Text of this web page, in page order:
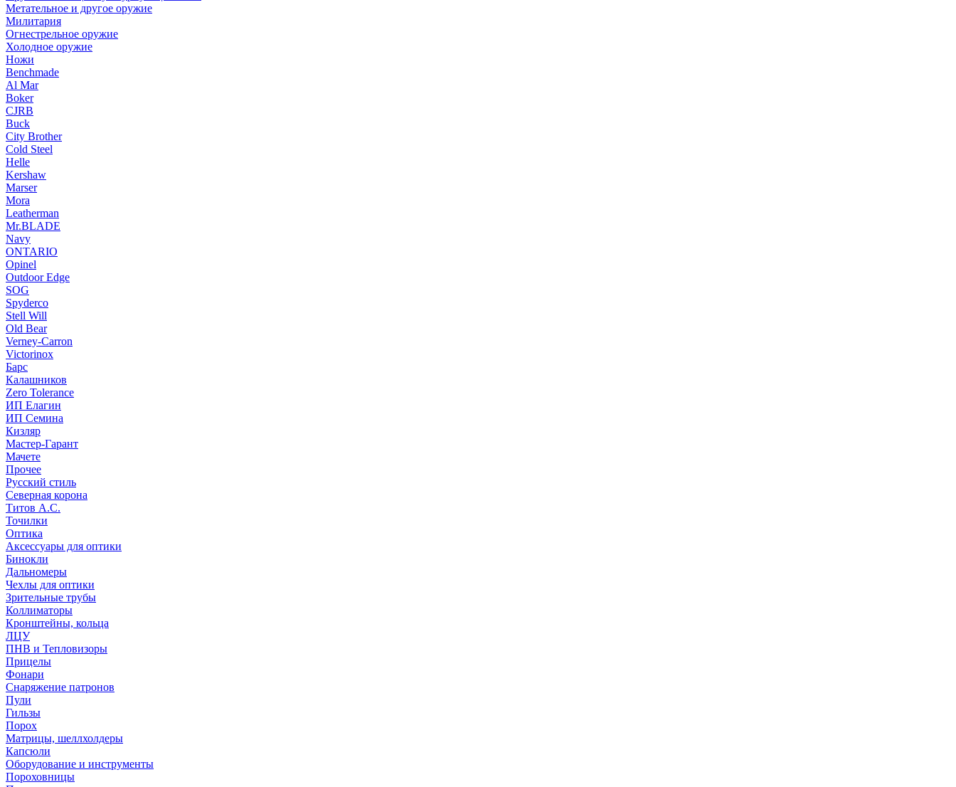
Метательное и другое оружие
Милитария
Огнестрельное оружие
Холодное оружие
Ножи
Benchmade
Al Mar
Boker
CJRB
Buck
City Brother
Cold Steel
Helle
Kershaw
Marser
Mora
Leatherman
Mr.BLADE
Navy
ONTARIO
Opinel
Outdoor Edge
SOG
Spyderco
Stell Will
Old Bear
Verney-Carron
Victorinox
Барс
Калашников
Zero Tolerance
ИП Елагин
ИП Семина
Кизляр
Мастер-Гарант
Мачете
Прочее
Русский стиль
Северная корона
Титов А.С.
Точилки
Оптика
Аксессуары для оптики
Бинокли
Дальномеры
Чехлы для оптики
Зрительные трубы
Коллиматоры
Кронштейны, кольца
ЛЦУ
ПНВ и Тепловизоры
Прицелы
Фонари
Снаряжение патронов
Пули
Гильзы
Порох
Матрицы, шеллхолдеры
Капсюли
Оборудование и инструменты
Пороховницы